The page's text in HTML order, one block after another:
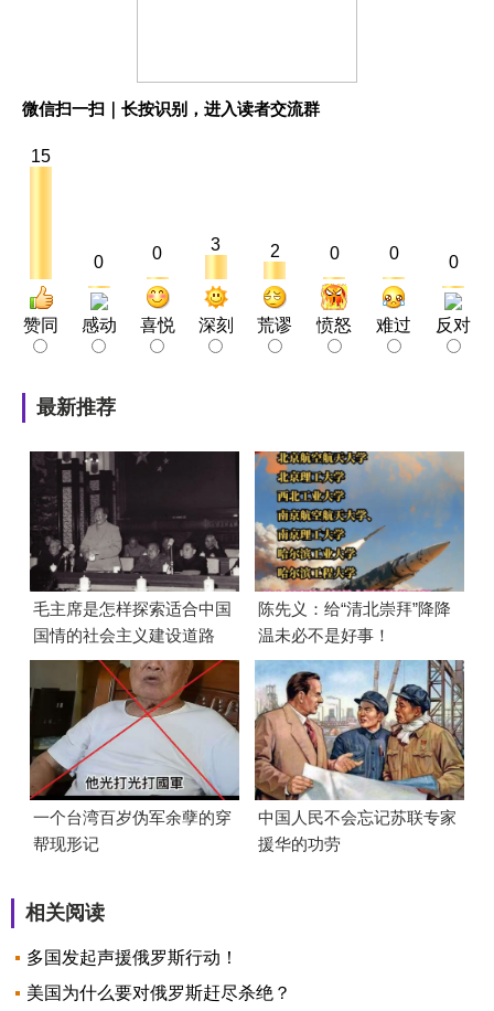
微信扫一扫｜长按识别，进入读者交流群
15
赞同
0
感动
0
喜悦
3
深刻
2
荒谬
0
愤怒
0
难过
0
反对
最新推荐
毛主席是怎样探索适合中国
国情的社会主义建设道路
的？
陈先义：给“清北崇拜”降降
温未必不是好事！
一个台湾百岁伪军余孽的穿
帮现形记
中国人民不会忘记苏联专家
援华的功劳
相关阅读
多国发起声援俄罗斯行动！
美国为什么要对俄罗斯赶尽杀绝？